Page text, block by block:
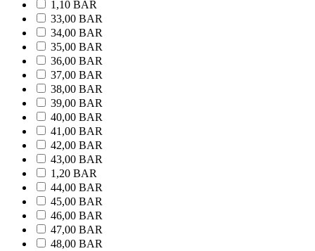
1,10 BAR
33,00 BAR
34,00 BAR
35,00 BAR
36,00 BAR
37,00 BAR
38,00 BAR
39,00 BAR
40,00 BAR
41,00 BAR
42,00 BAR
43,00 BAR
1,20 BAR
44,00 BAR
45,00 BAR
46,00 BAR
47,00 BAR
48,00 BAR